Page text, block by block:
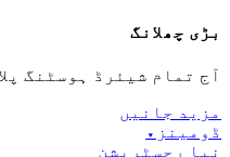
بڑی چھلانگ
آج تمام شیئرڈ ہوسٹنگ پلانز پر 50% رعایت
مزید جانیں
ڈومینز ▾
نیا رجسٹریشن